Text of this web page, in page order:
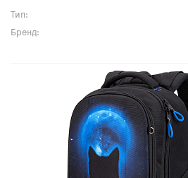
Тип:
Бренд: